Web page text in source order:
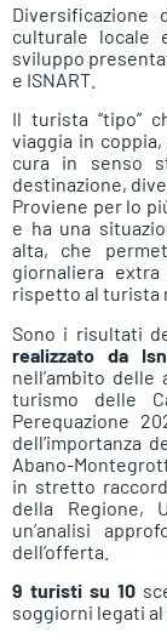
Diversificazione
culturale locale
sviluppo
e ISNART.
Il turista “tipo”
viaggia in
cura in senso
destinazione,
Proviene per lo
e ha una
alta, che
giornaliera
rispetto al turista
Sono i risultati
realizzato da
nell’ambito delle
turismo delle
Perequazione
dell’importanza
Abano-
in stretto
della Regione,
un’analisi
dell’offerta.
9 turisti su 10
soggiorni legati al